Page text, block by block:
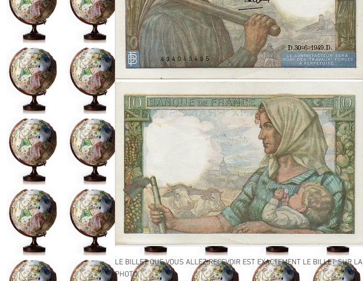
LE BILLET QUE VOUS ALLEZ RECEVOIR EST EXACTEMENT LE BILLET SUR LA
PHOTO.